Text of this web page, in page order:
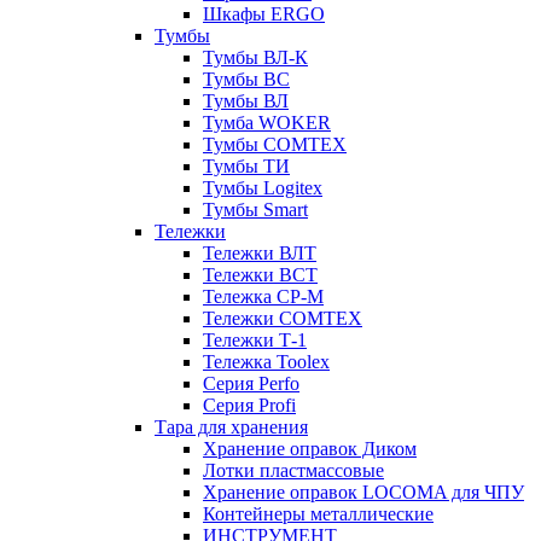
Шкафы ERGO
Тумбы
Тумбы ВЛ-К
Тумбы ВС
Тумбы ВЛ
Тумба WOKER
Тумбы COMTEX
Тумбы ТИ
Тумбы Logitex
Тумбы Smart
Тележки
Тележки ВЛТ
Тележки ВСТ
Тележка СР-М
Тележки COMTEX
Тележки Т-1
Тележка Toolex
Серия Perfo
Серия Profi
Тара для хранения
Хранение оправок Диком
Лотки пластмассовые
Хранение оправок LOCOMA для ЧПУ
Контейнеры металлические
ИНСТРУМЕНТ